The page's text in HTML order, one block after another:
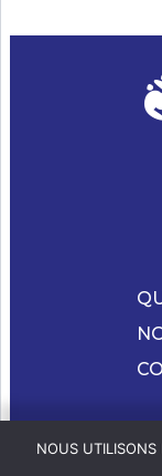
NOUS UTILISONS